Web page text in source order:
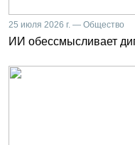
25 июля 2026 г. — Общество
ИИ обессмысливает